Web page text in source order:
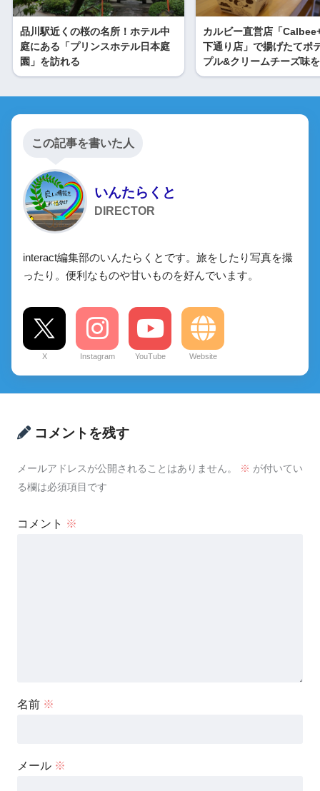
品川駅近くの桜の名所！ホテル中
庭にある「プリンスホテル日本庭
園」を訪れる
カルビー直営店「
下通り店」で揚げたてポ
プル&クリームチーズ味
この記事を書いた人
いんたらくと
DIRECTOR
interact編集部のいんたらくとです。旅をしたり写真を撮
ったり。便利なものや甘いものを好んでいます。
X Instagram YouTube Website
コメントを残す
メールアドレスが公開されることはありません。 ※ が付いてい
る欄は必須項目です
コメント ※
名前 ※
メール ※